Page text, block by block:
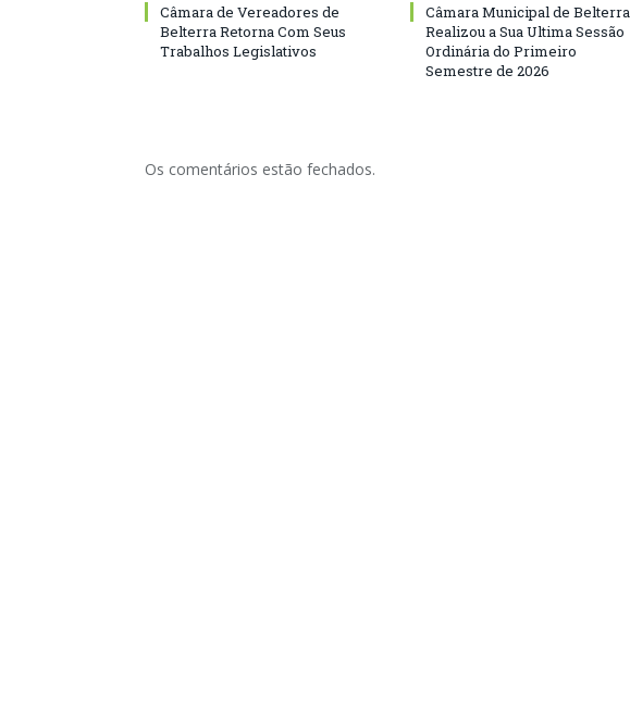
Câmara de Vereadores de
Belterra Retorna Com Seus
Trabalhos Legislativos
Câmara Municipal de Belterra
Realizou a Sua Ultima Sessão
Ordinária do Primeiro
Semestre de 2026
Os comentários estão fechados.